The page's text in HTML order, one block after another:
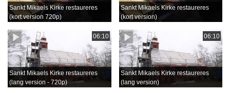
Sankt Mikaels Kirke restaureres
(kort version 720p)
Sankt Mikaels Kirke restaureres
(kort version)
06:10
Sankt Mikaels Kirke restaureres
(lang version - 720p)
06:10
Sankt Mikaels Kirke restaureres
(lang version)